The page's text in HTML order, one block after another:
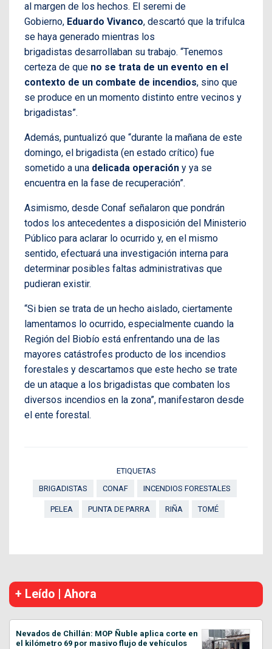
al margen de los hechos. El seremi de
Gobierno, Eduardo Vivanco, descartó que la trifulca
se haya generado mientras los
brigadistas desarrollaban su trabajo. “Tenemos
certeza de que no se trata de un evento en el
contexto de un combate de incendios, sino que
se produce en un momento distinto entre vecinos y
brigadistas”.
Además, puntualizó que “durante la mañana de este
domingo, el brigadista (en estado crítico) fue
sometido a una delicada operación y ya se
encuentra en la fase de recuperación”.
Asimismo, desde Conaf señalaron que pondrán
todos los antecedentes a disposición del Ministerio
Público para aclarar lo ocurrido y, en el mismo
sentido, efectuará una investigación interna para
determinar posibles faltas administrativas que
pudieran existir.
“Si bien se trata de un hecho aislado, ciertamente
lamentamos lo ocurrido, especialmente cuando la
Región del Biobío está enfrentando una de las
mayores catástrofes producto de los incendios
forestales y descartamos que este hecho se trate
de un ataque a los brigadistas que combaten los
diversos incendios en la zona”, manifestaron desde
el ente forestal.
ETIQUETAS
BRIGADISTAS
CONAF INCENDIOS FORESTALES
PELEA PUNTA DE PARRA RIÑA TOMÉ
+ Leído | Ahora
Nevados de Chillán: MOP Ñuble aplica corte en
el kilómetro 69 por masivo flujo de vehículos